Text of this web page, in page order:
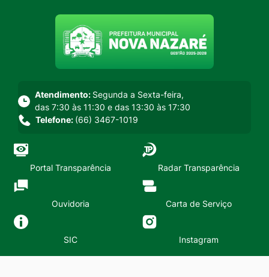
Seção do menu principal
Atendimento: Segunda a Sexta-feira,
das 7:30 às 11:30 e das 13:30 às 17:30
Telefone: (66) 3467-1019
Portal Transparência Radar Transparência
Ouvidoria Carta de Serviço
SIC Instagram